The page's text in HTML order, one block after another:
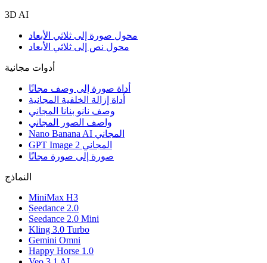
3D AI
محول صورة إلى ثلاثي الأبعاد
محول نص إلى ثلاثي الأبعاد
أدوات مجانية
أداة صورة إلى وصف مجانًا
أداة إزالة الخلفية المجانية
وصف نانو بنانا المجاني
واصف الصور المجاني
Nano Banana AI المجاني
GPT Image 2 المجاني
صورة إلى صورة مجانًا
النماذج
MiniMax H3
Seedance 2.0
Seedance 2.0 Mini
Kling 3.0 Turbo
Gemini Omni
Happy Horse 1.0